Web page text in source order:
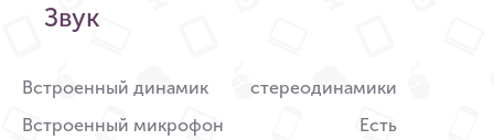
Звук
Встроенный динамик
стереодинамики
Встроенный микрофон
Есть